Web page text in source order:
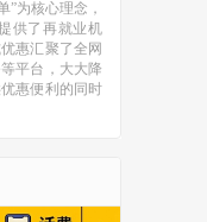
”为核心理念，
供了再就业机
惠汇聚了全网
平台，大大降
惠便利的同时